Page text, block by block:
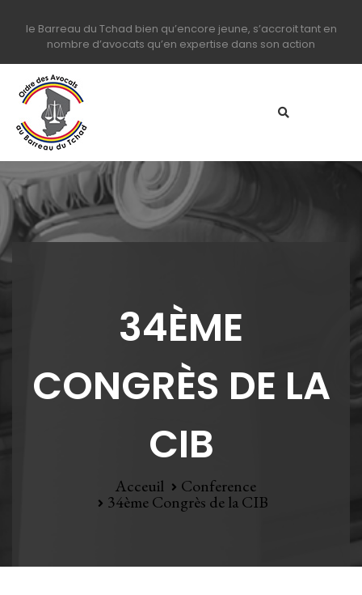
le Barreau du Tchad bien qu’encore jeune, s’accroit tant en
nombre d’avocats qu’en expertise dans son action
34ÈME
CONGRÈS DE LA
CIB
Acceuil Conference
34ème Congrès de la CIB